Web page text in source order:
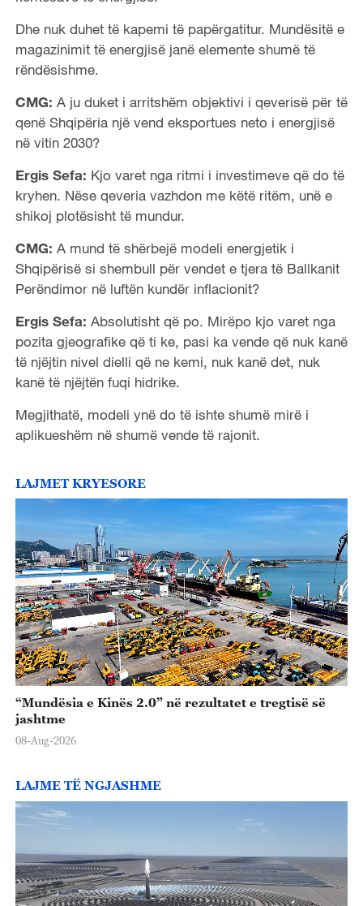
Dhe nuk duhet të kapemi të papërgatitur. Mundësitë e
magazinimit të energjisë janë elemente shumë të
rëndësishme.
CMG: A ju duket i arritshëm objektivi i qeverisë për të
qenë Shqipëria një vend eksportues neto i energjisë
në vitin 2030?
Ergis Sefa: Kjo varet nga ritmi i investimeve që do të
kryhen. Nëse qeveria vazhdon me këtë ritëm, unë e
shikoj plotësisht të mundur.
CMG: A mund të shërbejë modeli energjetik i
Shqipërisë si shembull për vendet e tjera të Ballkanit
Perëndimor në luftën kundër inflacionit?
Ergis Sefa: Absolutisht që po. Mirëpo kjo varet nga
pozita gjeografike që ti ke, pasi ka vende që nuk kanë
të njëjtin nivel dielli që ne kemi, nuk kanë det, nuk
kanë të njëjtën fuqi hidrike.
Megjithatë, modeli ynë do të ishte shumë mirë i
aplikueshëm në shumë vende të rajonit.
LAJMET KRYESORE
“Mundësia e Kinës 2.0” në rezultatet e tregtisë së
jashtme
08-Aug-2026
LAJME TË NGJASHME